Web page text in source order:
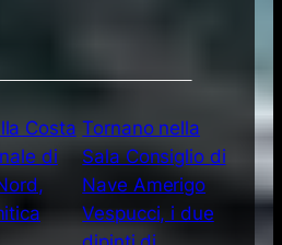
Costa
di
Tornano nella
Sala Consiglio di
Nave Amerigo
Vespucci, i due